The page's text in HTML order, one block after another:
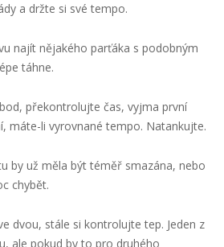
a držte si své tempo.
najít nějakého parťáka s podobným
táhne.
překontrolujte čas, vyjma první
máte-li vyrovnané tempo. Natankujte.
by už měla být téměř smazána, nebo
chybět.
dvou, stále si kontrolujte tep. Jeden z
ale pokud by to pro druhého